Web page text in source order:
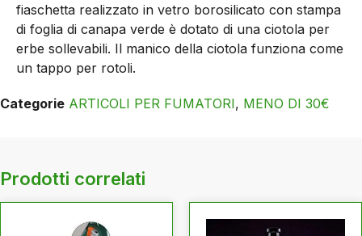
fiaschetta realizzato in vetro borosilicato con stampa
di foglia di canapa verde è dotato di una ciotola per
erbe sollevabili. Il manico della ciotola funziona come
un tappo per rotoli.
Categorie ARTICOLI PER FUMATORI, MENO DI 30€
Prodotti correlati